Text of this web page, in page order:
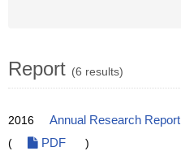
Report (6 results)
2016 Annual Research Report
(
PDF )